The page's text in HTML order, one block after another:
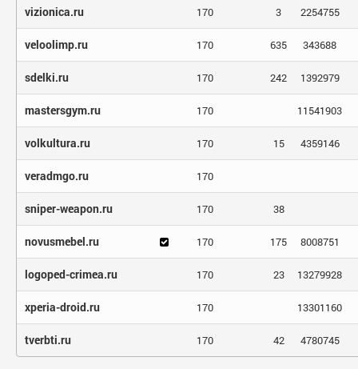
vizionica.ru 170 3 2254755
veloolimp.ru 170 635 343688
sdelki.ru 170 242 1392979
mastersgym.ru 170 11541903
volkultura.ru 170 15 4359146
veradmgo.ru 170
sniper-weapon.ru 170 38
novusmebel.ru 170 175 8008751
logoped-crimea.ru 170 23 13279928
xperia-droid.ru 170 13301160
tverbti.ru 170 42 4780745